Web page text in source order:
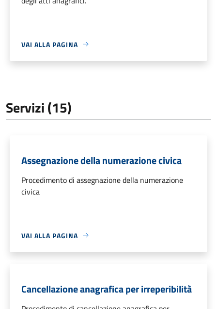
VAI ALLA PAGINA
Servizi (15)
Assegnazione della numerazione civica
Procedimento di assegnazione della numerazione
civica
VAI ALLA PAGINA
Cancellazione anagrafica per irreperibilità